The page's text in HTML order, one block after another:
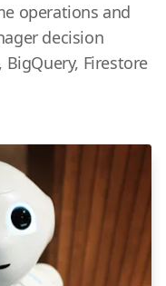
operations and
decision
Firestore